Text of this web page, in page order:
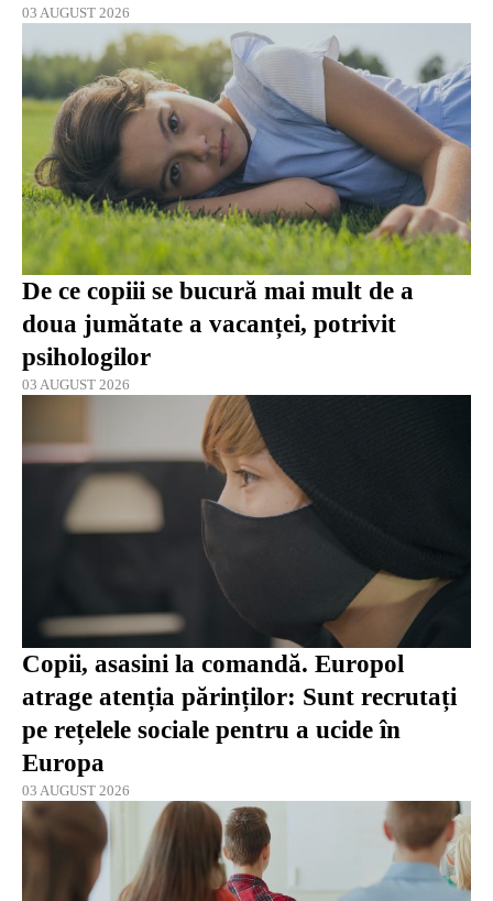
03 AUGUST 2026
De ce copiii se bucură mai mult de a
doua jumătate a vacanței, potrivit
psihologilor
03 AUGUST 2026
Copii, asasini la comandă. Europol
atrage atenția părinților: Sunt recrutați
pe rețelele sociale pentru a ucide în
Europa
03 AUGUST 2026